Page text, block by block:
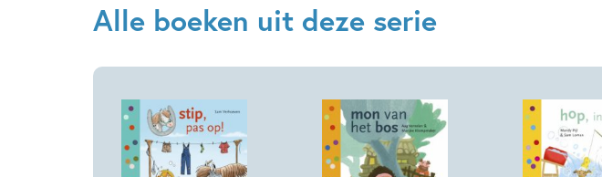
Alle boeken uit deze serie